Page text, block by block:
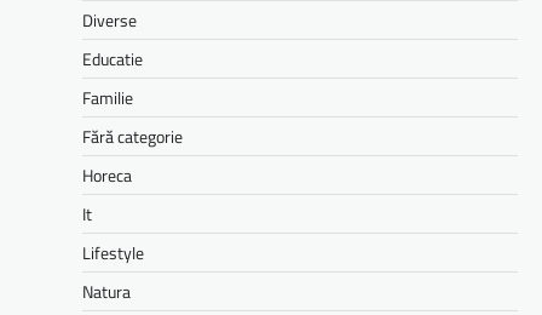
Diverse
Educatie
Familie
Fără categorie
Horeca
It
Lifestyle
Natura